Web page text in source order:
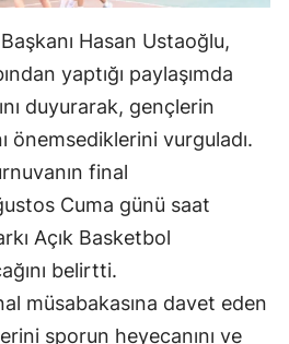
Bartın
Ardahan
Iğdır
Yalova
Kilis
Hasan Ustaoğlu,
yaptığı paylaşımda
duyurarak, gençlerin
önemsediklerini vurguladı.
final
Cuma günü saat
Açık Basketbol
belirtti.
müsabakasına davet eden
sporun heyecanını ve